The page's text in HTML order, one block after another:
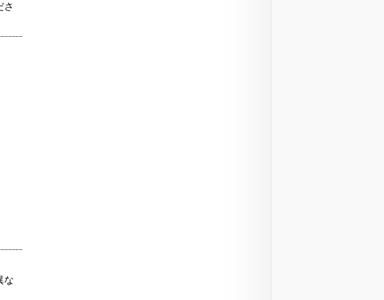
さ
な